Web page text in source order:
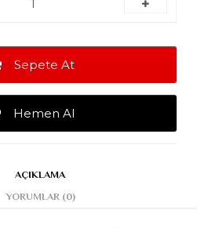
Sepete At
Hemen Al
AÇIKLAMA
YORUMLAR (0)